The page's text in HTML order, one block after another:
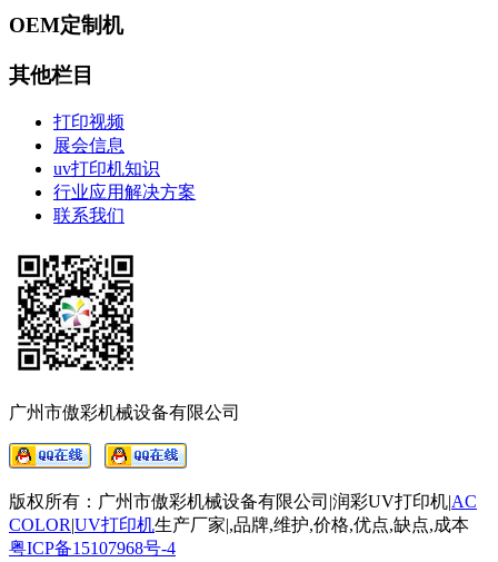
OEM定制机
其他栏目
打印视频
展会信息
uv打印机知识
行业应用解决方案
联系我们
广州市傲彩机械设备有限公司
版权所有：广州市傲彩机械设备有限公司|润彩UV打印机|AC
COLOR|UV打印机生产厂家|,品牌,维护,价格,优点,缺点,成本
粤ICP备15107968号-4